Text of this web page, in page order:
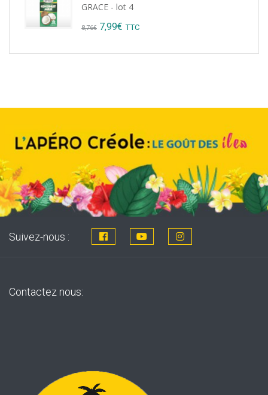
GRACE - lot 4
8,76€ Original
7,99€ Current
TTC
Suivez-nous :
Contactez nous: